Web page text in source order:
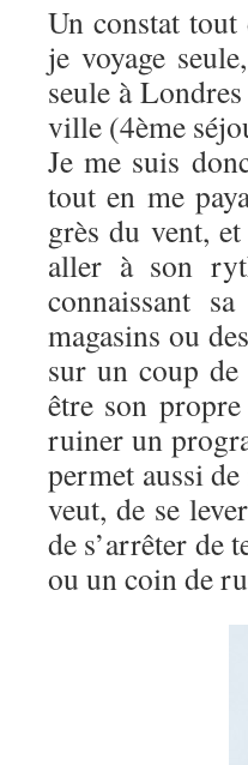
Un constat tout
je voyage
seule à
ville (4ème
Je me suis
tout en me
grès du vent,
aller à son
connaissant
magasins ou
sur un coup
être son
ruiner un
permet aussi
veut, de se
de s’arrêter de
ou un coin de